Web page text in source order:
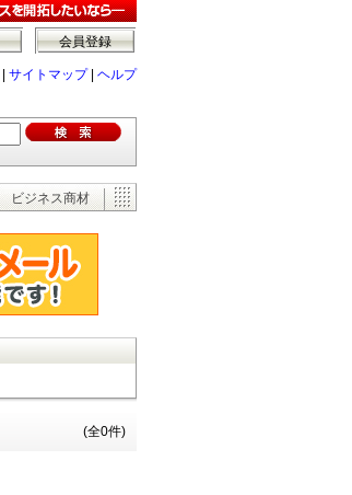
会員登録
サイトマップ| ヘルプ
ビジネス商材
(全0件)